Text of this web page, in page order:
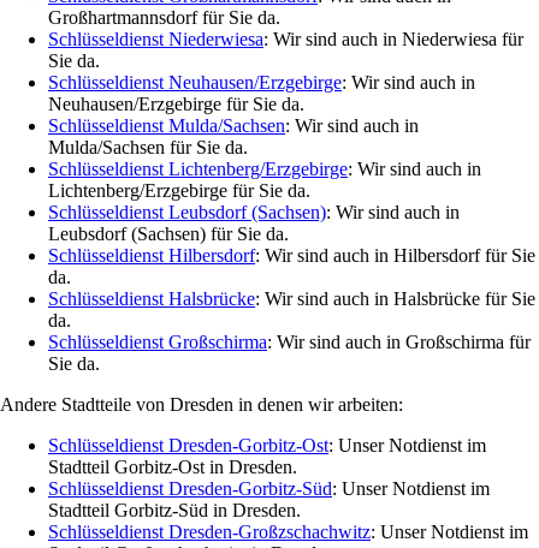
Großhartmannsdorf für Sie da.
Schlüsseldienst Niederwiesa: Wir sind auch in Niederwiesa für
Sie da.
Schlüsseldienst Neuhausen/Erzgebirge: Wir sind auch in
Neuhausen/Erzgebirge für Sie da.
Schlüsseldienst Mulda/Sachsen: Wir sind auch in
Mulda/Sachsen für Sie da.
Schlüsseldienst Lichtenberg/Erzgebirge: Wir sind auch in
Lichtenberg/Erzgebirge für Sie da.
Schlüsseldienst Leubsdorf (Sachsen): Wir sind auch in
Leubsdorf (Sachsen) für Sie da.
Schlüsseldienst Hilbersdorf: Wir sind auch in Hilbersdorf für Sie
da.
Schlüsseldienst Halsbrücke: Wir sind auch in Halsbrücke für Sie
da.
Schlüsseldienst Großschirma: Wir sind auch in Großschirma für
Sie da.
Andere Stadtteile von Dresden in denen wir arbeiten:
Schlüsseldienst Dresden-Gorbitz-Ost: Unser Notdienst im
Stadtteil Gorbitz-Ost in Dresden.
Schlüsseldienst Dresden-Gorbitz-Süd: Unser Notdienst im
Stadtteil Gorbitz-Süd in Dresden.
Schlüsseldienst Dresden-Großzschachwitz: Unser Notdienst im